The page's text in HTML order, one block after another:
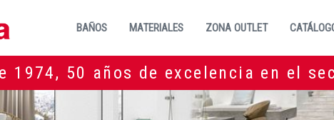
BAÑOS MATERIALES ZONA OUTLET
1974, 50 años de excelencia en el